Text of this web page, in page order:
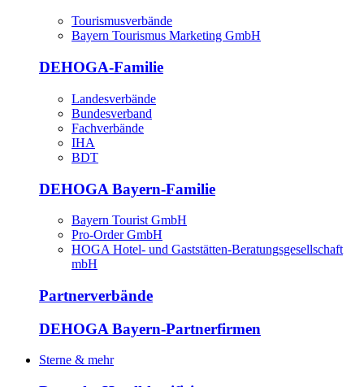
Tourismusverbände
Bayern Tourismus Marketing GmbH
DEHOGA-Familie
Landesverbände
Bundesverband
Fachverbände
IHA
BDT
DEHOGA Bayern-Familie
Bayern Tourist GmbH
Pro-Order GmbH
HOGA Hotel- und Gaststätten-Beratungsgesellschaft
mbH
Partnerverbände
DEHOGA Bayern-Partnerfirmen
Sterne & mehr